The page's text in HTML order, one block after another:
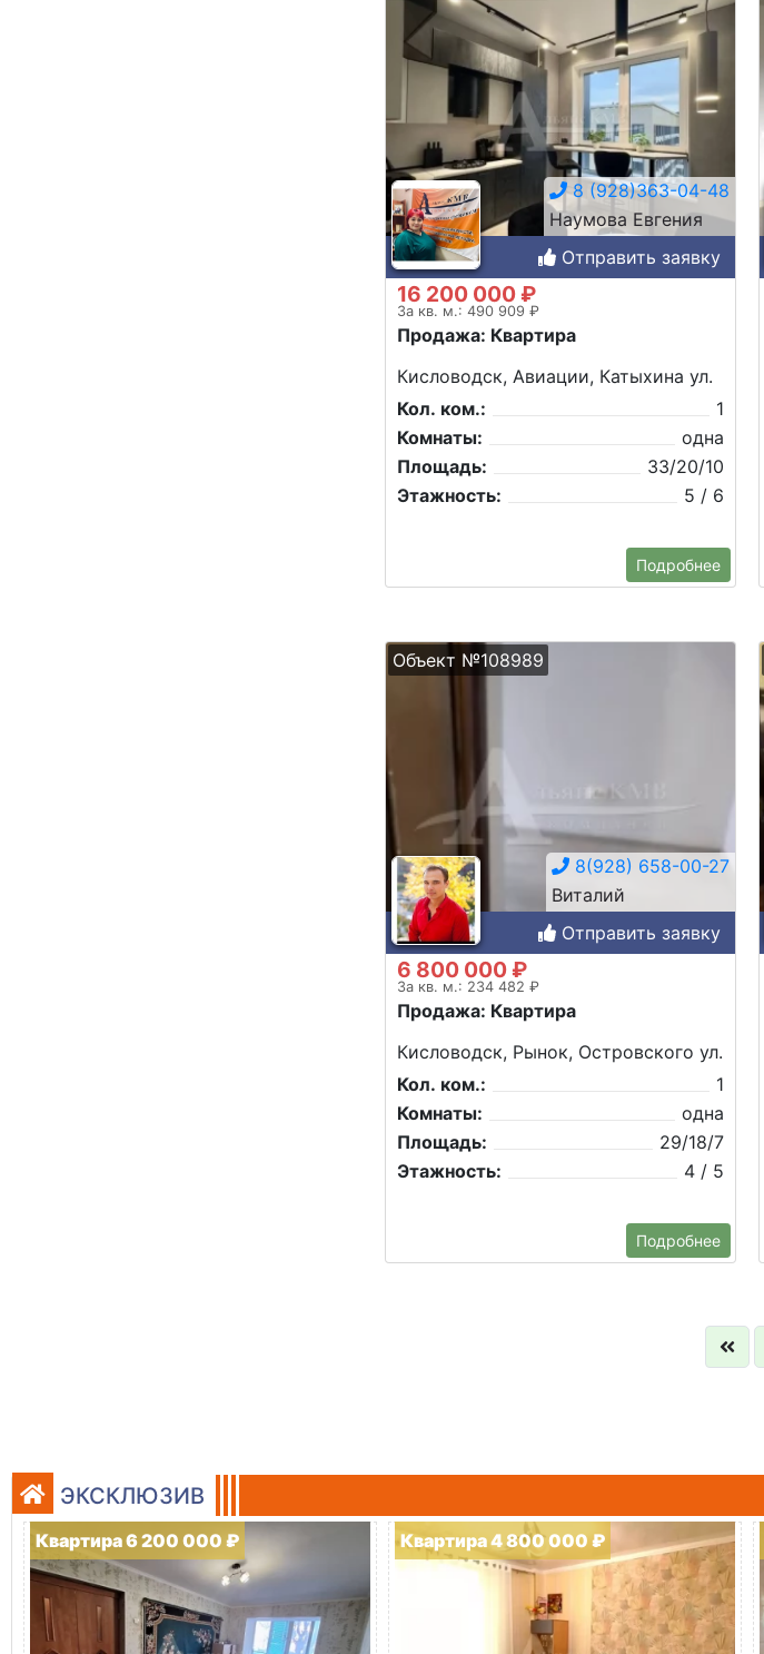
8 (928)363-04-48
Наумова Евгения
Отправить заявку
16 200 000 ₽
За кв. м.: 490 909 ₽
Продажа: Квартира
Кисловодск, Авиации, Катыхина ул.
Кол. ком.:
1
Комнаты:
одна
Площадь:
33/20/10
Этажность:
5 / 6
Подробнее
Объект №108989
8(928) 658-00-27
Виталий
Отправить заявку
6 800 000 ₽
За кв. м.: 234 482 ₽
Продажа: Квартира
Кисловодск, Рынок, Островского ул.
Кол. ком.:
1
Комнаты:
одна
Площадь:
29/18/7
Этажность:
4 / 5
Подробнее
ЭКСКЛЮЗИВ
Квартира 6 200 000 ₽ Квартира 4 800 000 ₽